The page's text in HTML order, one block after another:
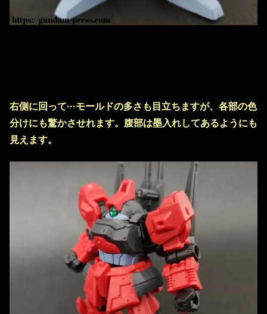
右側に回って···モールドの多さも目立ちますが、各部の色
分けにも驚かさせれます。腹部は墨入れしてあるようにも
見えます。